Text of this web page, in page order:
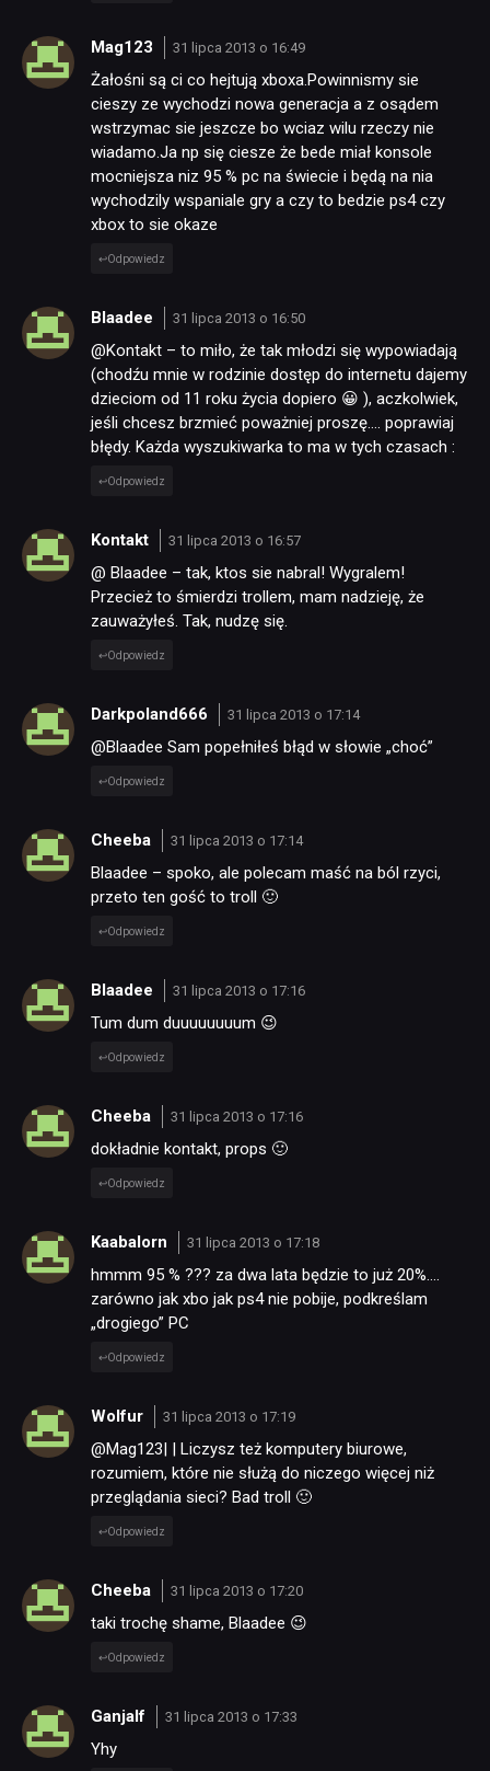
Mag123 31 lipca 2013 o 16:49
Żałośni są ci co hejtują xboxa.Powinnismy sie
cieszy ze wychodzi nowa generacja a z osądem
wstrzymac sie jeszcze bo wciaz wilu rzeczy nie
wiadamo.Ja np się ciesze że bede miał konsole
mocniejsza niz 95 % pc na świecie i będą na nia
wychodzily wspaniale gry a czy to bedzie ps4 czy
xbox to sie okaze
Odpowiedz
Blaadee 31 lipca 2013 o 16:50
@Kontakt – to miło, że tak młodzi się wypowiadają
(chodźu mnie w rodzinie dostęp do internetu dajemy
dzieciom od 11 roku życia dopiero 😀 ), aczkolwiek,
jeśli chcesz brzmieć poważniej proszę…. poprawiaj
błędy. Każda wyszukiwarka to ma w tych czasach :
Odpowiedz
Kontakt 31 lipca 2013 o 16:57
@ Blaadee – tak, ktos sie nabral! Wygralem!
Przecież to śmierdzi trollem, mam nadzieję, że
zauważyłeś. Tak, nudzę się.
Odpowiedz
Darkpoland666 31 lipca 2013 o 17:14
@Blaadee Sam popełniłeś błąd w słowie „choć”
Odpowiedz
Cheeba 31 lipca 2013 o 17:14
Blaadee – spoko, ale polecam maść na ból rzyci,
przeto ten gość to troll 🙂
Odpowiedz
Blaadee 31 lipca 2013 o 17:16
Tum dum duuuuuuuum 😉
Odpowiedz
Cheeba 31 lipca 2013 o 17:16
dokładnie kontakt, props 🙂
Odpowiedz
Kaabalorn 31 lipca 2013 o 17:18
hmmm 95 % ??? za dwa lata będzie to już 20%….
zarówno jak xbo jak ps4 nie pobije, podkreślam
„drogiego” PC
Odpowiedz
Wolfur 31 lipca 2013 o 17:19
@Mag123| | Liczysz też komputery biurowe,
rozumiem, które nie służą do niczego więcej niż
przeglądania sieci? Bad troll 🙂
Odpowiedz
Cheeba 31 lipca 2013 o 17:20
taki trochę shame, Blaadee 😉
Odpowiedz
Ganjalf 31 lipca 2013 o 17:33
Yhy